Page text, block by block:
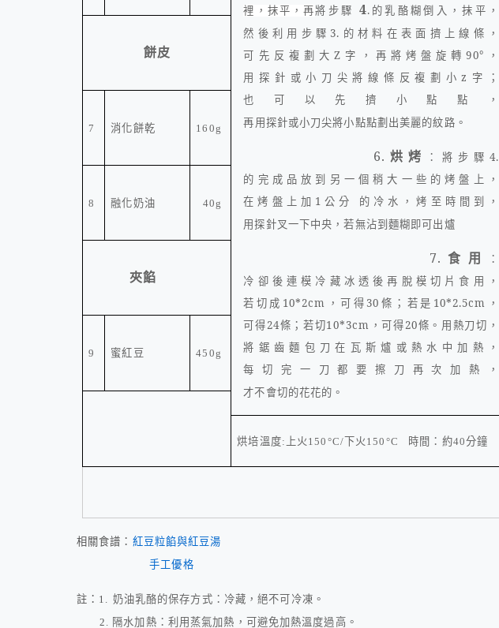
裡，抹平，再將步驟 4. 的乳酪糊倒入，抹平，
然後利用步驟3. 的材料在表面擠上線條，
可先反複劃大Z 字，再將烤盤旋轉90° ，
用探針或小刀尖將線條反複劃小z 字；
也可以先擠小點點，
再用探針或小刀尖將小點點劃出美麗的紋路。
6. 烘烤 ：將步驟 4.
的完成品放到另一個稍大一些的烤盤上，
在烤盤上加 1 公分 的冷水，烤至時間到，
用探針叉一下中央，若無沾到麵糊即可出爐
7. 食用
：
冷卻後連模冷藏冰透後再脫模切片食用，
若切成 10*2cm ，可得30 條；若是 10*2.5cm ，
可得24條；若切10*3cm ，可得20條。 用熱刀切，
將鋸齒麵包刀在瓦斯爐或熱水中加熱，
每切完一刀都要擦刀再次加熱，
才不會切的花花的。
餅皮
7 消化餅乾 160g
8 融化奶油 40g
夾餡
9 蜜紅豆 450g
烘培溫度: 上火 150°C/下火 150°C 時間：約40分鐘
相關食譜： 紅豆粒餡與紅豆湯
手工優格
註： 1. 奶油乳酪的保存方式：冷藏，絕不可冷凍。
2. 隔水加熱：利用蒸氣加熱，可避免加熱溫度過高。